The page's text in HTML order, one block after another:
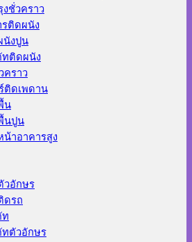
ชั่วคราว
รติดผนัง
นังปูน
ทติดผนัง
คราว
ติดเพดาน
น
นปูน
น้าอาคารสูง
วอักษร
ดรถ
ท
ทตัวอักษร